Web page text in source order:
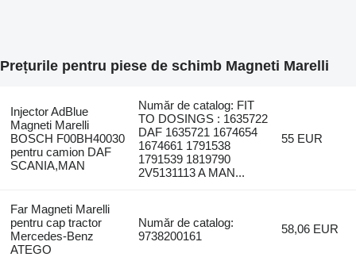
Prețurile pentru piese de schimb Magneti Marelli
Injector AdBlue
Magneti Marelli
BOSCH F00BH40030
pentru camion DAF
SCANIA,MAN
Număr de catalog: FIT
TO DOSINGS : 1635722
DAF 1635721 1674654
1674661 1791538
1791539 1819790
2V5131113 A MAN...
55 EUR
Far Magneti Marelli
pentru cap tractor
Mercedes-Benz
ATEGO
Număr de catalog:
9738200161
58,06 EUR